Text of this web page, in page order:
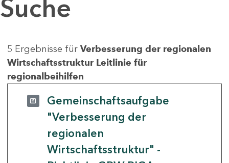
Suche
5 Ergebnisse für Verbesserung der regionalen
Wirtschaftsstruktur Leitlinie für
regionalbeihilfen
Gemeinschaftsaufgabe
"Verbesserung der
regionalen
Wirtschaftsstruktur" -